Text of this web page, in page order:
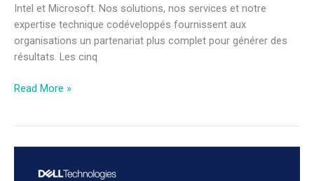
Intel et Microsoft. Nos solutions, nos services et notre
expertise technique codéveloppés fournissent aux
organisations un partenariat plus complet pour générer des
résultats. Les cinq
Read More »
protéger